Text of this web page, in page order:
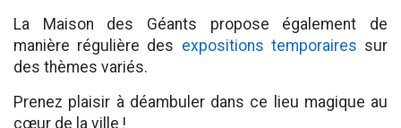
La Maison des Géants propose également de
manière régulière des expositions temporaires sur
des thèmes variés.
Prenez plaisir à déambuler dans ce lieu magique au
cœur de la ville !